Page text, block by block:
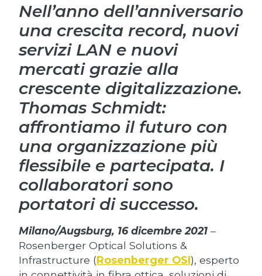
Nell’anno dell’anniversario
una crescita record, nuovi
servizi LAN e nuovi
mercati grazie alla
crescente digitalizzazione.
Thomas Schmidt:
affrontiamo il futuro con
una organizzazione più
flessibile e partecipata. I
collaboratori sono
portatori di successo.
Milano/Augsburg, 16 dicembre 2021 –
Rosenberger Optical Solutions &
Infrastructure (Rosenberger OSI), esperto